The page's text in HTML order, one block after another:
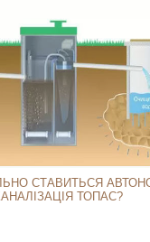
СТАВИТЬСЯ
ТОПАС?